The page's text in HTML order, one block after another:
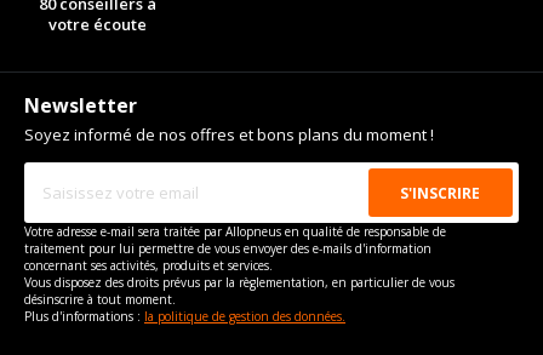
votre écoute
Newsletter
Soyez informé de nos offres et bons plans du moment !
Votre adresse e-mail sera traitée par Allopneus en qualité de responsable de
traitement pour lui permettre de vous envoyer des e-mails d'information
concernant ses activités, produits et services.
Vous disposez des droits prévus par la règlementation, en particulier de vous
désinscrire à tout moment.
Plus d'informations : la politique de gestion des données.